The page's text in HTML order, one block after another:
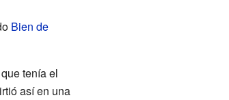
Bien de
tenía el
así en una